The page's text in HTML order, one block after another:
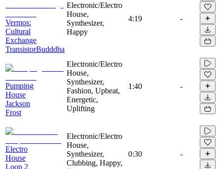
Vermos:
Сultural
Exchange
TransistorBudddha
Electronic/Electro
House,
Synthesizer,
Happy
4:19 -
Pumping
House
Jackson
Frost
Electronic/Electro
House,
Synthesizer,
Fashion, Upbeat,
Energetic,
Uplifting
1:40 -
Electro
House
Loop 2
Electronic/Electro
House,
Synthesizer,
Clubbing, Happy,
0:30 -